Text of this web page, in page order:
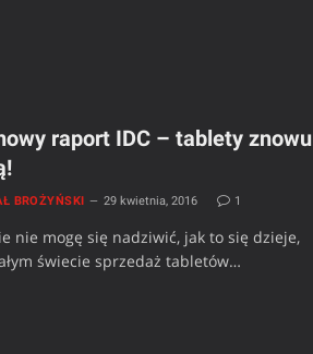
raport IDC – tablety znowu
BROŻYŃSKI 29 kwietnia, 2016 1
nie mogę się nadziwić, jak to się dzieje,
świecie sprzedaż tabletów…